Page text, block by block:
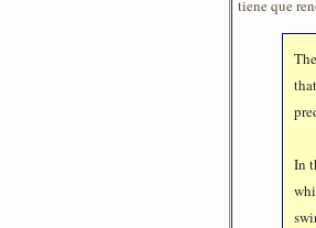
tiene que
In